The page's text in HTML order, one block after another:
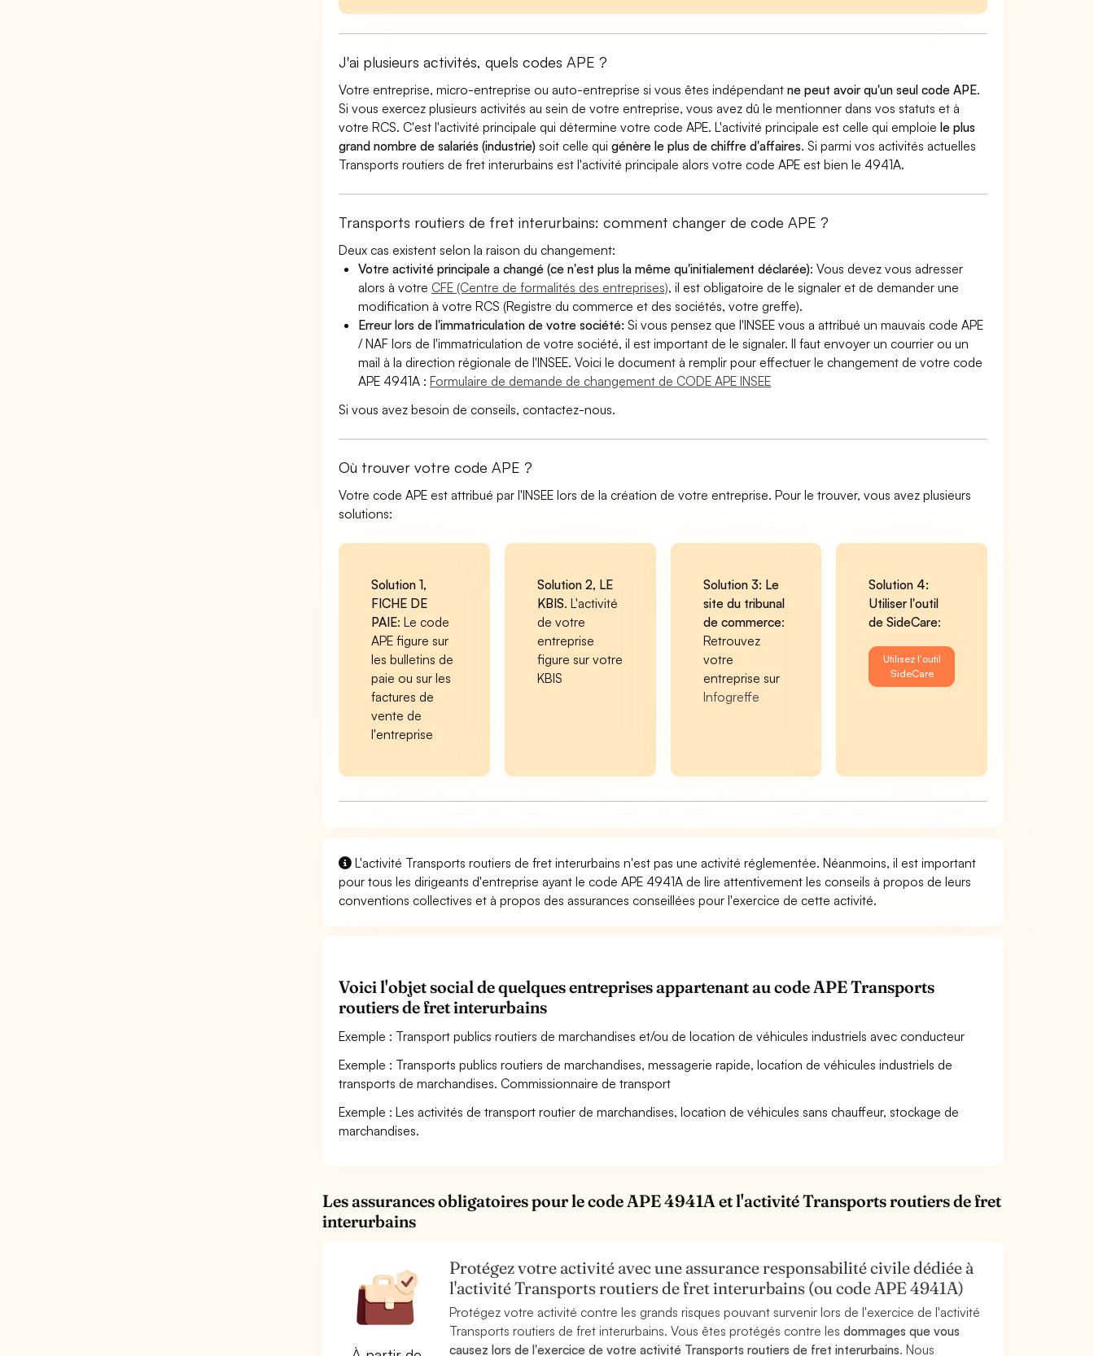
J'ai plusieurs activités, quels codes APE ?
Votre entreprise, micro-entreprise ou auto-entreprise si vous êtes indépendantne peut avoir qu'un seul code APE.
Si vous exercez plusieurs activités au sein de votre entreprise, vous avez dû le mentionner dans vos statuts et à
votre RCS. C'est l'activité principale qui détermine votre code APE. L'activité principale est celle qui emploiele plus
grand nombre de salariés (industrie) soit celle quigénère le plus de chiffre d'affaires. Si parmi vos activités actuelles
Transports routiers de fret interurbains est l'activité principale alors votre code APE est bien le 4941A.
Transports routiers de fret interurbains: comment changer de code APE ?
Deux cas existent selon la raison du changement:
Votre activité principale a changé (ce n'est plus la même qu'initialement déclarée): Vous devez vous adresser
alors à votre CFE (Centre de formalités des entreprises), il est obligatoire de le signaler et de demander une
modification à votre RCS (Registre du commerce et des sociétés, votre greffe).
Erreur lors de l'immatriculation de votre société:Si vous pensez que l'INSEE vous a attribué un mauvais code APE
/ NAF lors de l'immatriculation de votre société, il est important de le signaler. Il faut envoyer un courrier ou un
mail à la direction régionale de l'INSEE. Voici le document à remplir pour effectuer le changement de votre code
APE 4941A :Formulaire de demande de changement de CODE APE INSEE
Si vous avez besoin de conseils, contactez-nous.
Où trouver votre code APE ?
Votre code APE est attribué par l'INSEE lors de la création de votre entreprise. Pour le trouver, vous avez plusieurs
solutions:
Solution 1,
FICHE DE
PAIE: Le code
APE figure sur
les bulletins de
paie ou sur les
factures de
vente de
l'entreprise
Solution 2, LE
KBIS. L'activité
de votre
entreprise
figure sur votre
KBIS
Solution 3: Le
site du tribunal
de commerce:
Retrouvez
votre
entreprise sur
Infogreffe
Solution 4:
Utiliser l'outil
de SideCare:
Utilisez l'outil
SideCare
L'activité Transports routiers de fret interurbains n'est pas une activité réglementée. Néanmoins, il est important
pour tous les dirigeants d'entreprise ayant le code APE 4941A de lire attentivement les conseils à propos de leurs
conventions collectives et à propos des assurances conseillées pour l'exercice de cette activité.
Voici l'objet social de quelques entreprises appartenant au code APE Transports
routiers de fret interurbains
Exemple : Transport publics routiers de marchandises et/ou de location de véhicules industriels avec conducteur
Exemple : Transports publics routiers de marchandises, messagerie rapide, location de véhicules industriels de
transports de marchandises. Commissionnaire de transport
Exemple : Les activités de transport routier de marchandises, location de véhicules sans chauffeur, stockage de
marchandises.
Les assurances obligatoires pour le code APE 4941A et l'activité Transports routiers de fret
interurbains
Protégez votre activité avec une assurance responsabilité civile dédiée à
l'activité Transports routiers de fret interurbains (ou code APE 4941A)
Protégez votre activité contre les grands risques pouvant survenir lors de l'exercice de l'activité
Transports routiers de fret interurbains. Vous êtes protégés contre les dommages que vous
causez lors de l'exercice de votre activité Transports routiers de fret interurbains. Nous